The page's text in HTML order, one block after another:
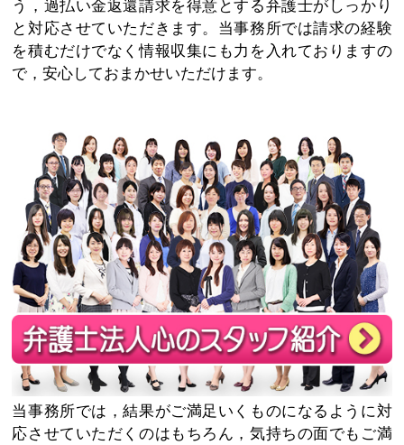
う，過払い金返還請求を得意とする弁護士がしっかり
と対応させていただきます。当事務所では請求の経験
を積むだけでなく情報収集にも力を入れておりますの
で，安心しておまかせいただけます。
当事務所では，結果がご満足いくものになるように対
応させていただくのはもちろん，気持ちの面でもご満